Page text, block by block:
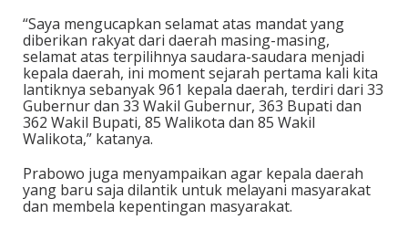
“Saya mengucapkan selamat atas mandat yang
diberikan rakyat dari daerah masing-masing,
selamat atas terpilihnya saudara-saudara menjadi
kepala daerah, ini moment sejarah pertama kali kita
lantiknya sebanyak 961 kepala daerah, terdiri dari 33
Gubernur dan 33 Wakil Gubernur, 363 Bupati dan
362 Wakil Bupati, 85 Walikota dan 85 Wakil
Walikota,” katanya.
Prabowo juga menyampaikan agar kepala daerah
yang baru saja dilantik untuk melayani masyarakat
dan membela kepentingan masyarakat.